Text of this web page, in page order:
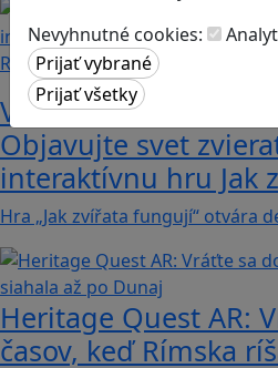
Nevyhnutné cookies:
Recenzie
Vzdelávacie
Objavujte svet
interaktívnu hru Jak
Hra „Jak zvířata fungují“ otvára
Heritage Quest AR:
časov, keď Rímska